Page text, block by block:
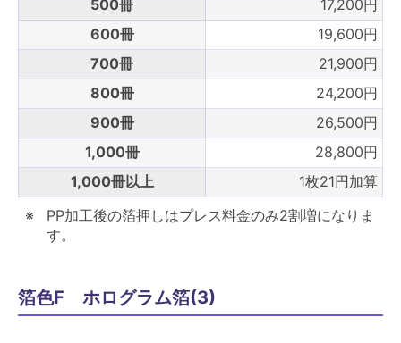
500冊
17,200円
600冊
19,600円
700冊
21,900円
800冊
24,200円
900冊
26,500円
1,000冊
28,800円
1,000冊以上
1枚21円加算
PP加工後の箔押しはプレス料金のみ2割増になりま
す。
箔色F ホログラム箔(3)